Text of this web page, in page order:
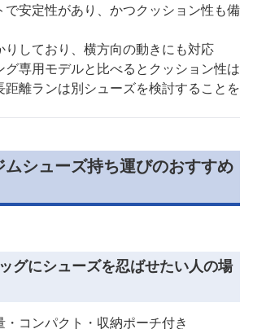
で安定性があり、かつクッション性も備
りしており、横方向の動きにも対応
グ専用モデルと比べるとクッション性は
距離ランは別シューズを検討することを
シューズ持ち運びのおすすめ
グにシューズを忍ばせたい人の場
・コンパクト・収納ポーチ付き